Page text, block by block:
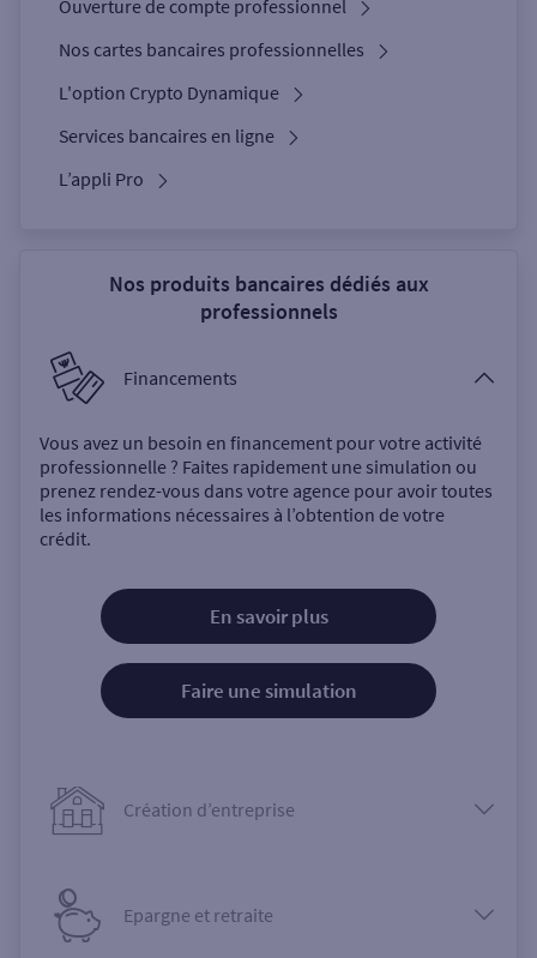
Ouverture de compte professionnel
Nos cartes bancaires professionnelles
L'option Crypto Dynamique
Services bancaires en ligne
L’appli Pro
Nos produits bancaires dédiés aux
professionnels
Financements
Vous avez un besoin en financement pour votre activité
professionnelle ? Faites rapidement une simulation ou
prenez rendez-vous dans votre agence pour avoir toutes
les informations nécessaires à l’obtention de votre
crédit.
En savoir plus
Faire une simulation
Création d’entreprise
Epargne et retraite